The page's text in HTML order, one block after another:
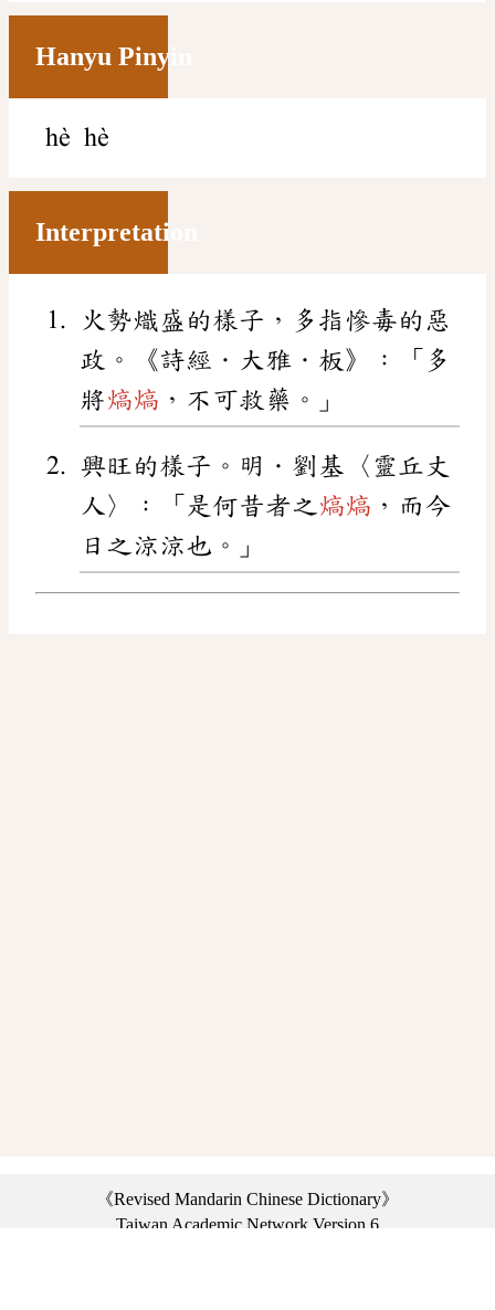
Hanyu Pinyin
hè hè
Interpretation
火勢熾盛的樣子，多指慘毒的惡
政。《詩經．大雅．板》：「多
將熇熇 ，不可救藥。」
興旺的樣子。明．劉基〈靈丘丈
人〉：「是何昔者之 熇熇 ，而今
日之涼涼也。」
《Revised Mandarin Chinese Dictionary》
Taiwan Academic Network Version 6